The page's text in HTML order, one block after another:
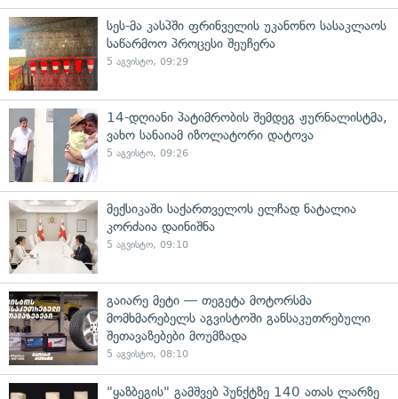
სეს-მა კასპში ფრინველის უკანონო სასაკლაოს
საწარმოო პროცესი შეუჩერა
5 აგვისტო, 09:29
14-დღიანი პატიმრობის შემდეგ ჟურნალისტმა,
ვახო სანაიამ იზოლატორი დატოვა
5 აგვისტო, 09:26
მექსიკაში საქართველოს ელჩად ნატალია
კორძაია დაინიშნა
5 აგვისტო, 09:10
გაიარე მეტი — თეგეტა მოტორსმა
მომხმარებელს აგვისტოში განსაკუთრებული
შეთავაზებები მოუმზადა
5 აგვისტო, 08:10
"ყაზბეგის" გამშვებ პუნქტზე 140 ათას ლარზე